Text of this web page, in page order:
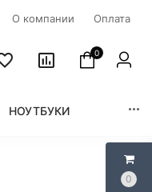
0
О компании Оплата
0
НОУТБУКИ